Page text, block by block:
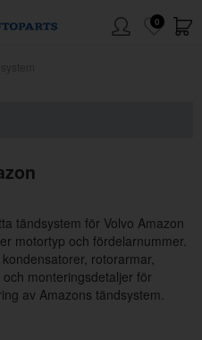
0
tändsystem för Volvo Amazon
motortyp och fördelarnummer.
rotorarmar,
monteringsdetaljer för
av Amazons tändsystem.